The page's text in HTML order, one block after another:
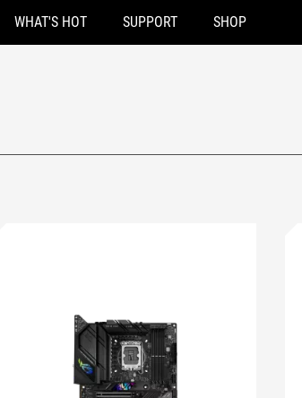
WHAT'S HOT SUPPORT SHOP